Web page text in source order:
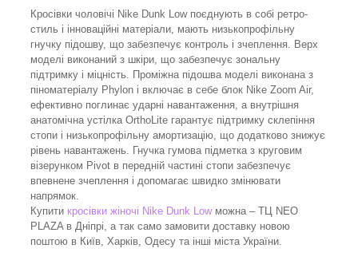
Кросівки чоловічі Nike Dunk Low поєднують в собі ретро-
стиль і інноваційні матеріали, мають низькопрофільну
гнучку підошву, що забезпечує контроль і зчеплення. Верх
моделі виконаний з шкіри, що забезпечує зональну
підтримку і міцність. Проміжна підошва моделі виконана з
піноматеріалу Phylon і включає в себе блок Nike Zoom Air,
ефективно поглинає ударні навантаження, а внутрішня
анатомічна устілка OrthoLite гарантує підтримку склепіння
стопи і низькопрофільну амортизацію, що додатково знижує
рівень навантажень. Гнучка гумова підметка з круговим
візерунком Pivot в передній частині стопи забезпечує
впевнене зчеплення і допомагає швидко змінювати
напрямок.
Купити кросівки жіночі Nike Dunk Lowможна – ТЦ NEO
PLAZA в Дніпрі, а так само замовити доставку новою
поштою в Київ, Харків, Одесу та інші міста України.